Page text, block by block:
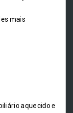
mais
aquecido e